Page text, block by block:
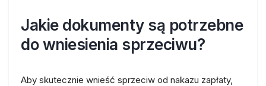
Jakie dokumenty są potrzebne
do wniesienia sprzeciwu?
Aby skutecznie wnieść sprzeciw od nakazu zapłaty,